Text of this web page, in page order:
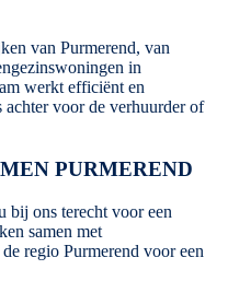
van Purmerend, van
in
werkt efficiënt en
voor de verhuurder of
PURMEREND
bij ons terecht voor een
samen met
regio Purmerend voor een